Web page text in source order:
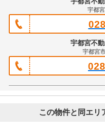
宇都
宇都宮不
宇都宮
この物件と同エリ